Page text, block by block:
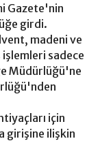
Gazete'nin
girdi.
madeni ve
işlemleri sadece
Müdürlüğü'ne
için
girişine ilişkin